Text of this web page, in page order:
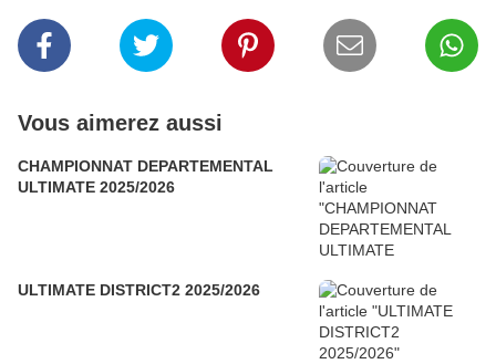
Vous aimerez aussi
CHAMPIONNAT DEPARTEMENTAL
ULTIMATE 2025/2026
ULTIMATE DISTRICT2 2025/2026